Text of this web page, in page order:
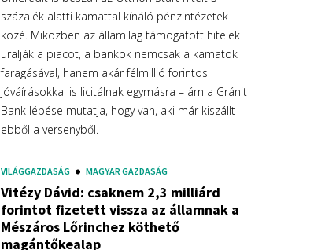
százalék alatti kamattal kínáló pénzintézetek
közé. Miközben az államilag támogatott hitelek
uralják a piacot, a bankok nemcsak a kamatok
faragásával, hanem akár félmillió forintos
jóváírásokkal is licitálnak egymásra – ám a Gránit
Bank lépése mutatja, hogy van, aki már kiszállt
ebből a versenyből.
VILÁGGAZDASÁG MAGYAR GAZDASÁG
Vitézy Dávid: csaknem 2,3 milliárd
forintot fizetett vissza az államnak a
Mészáros Lőrinchez köthető
magántőkealap